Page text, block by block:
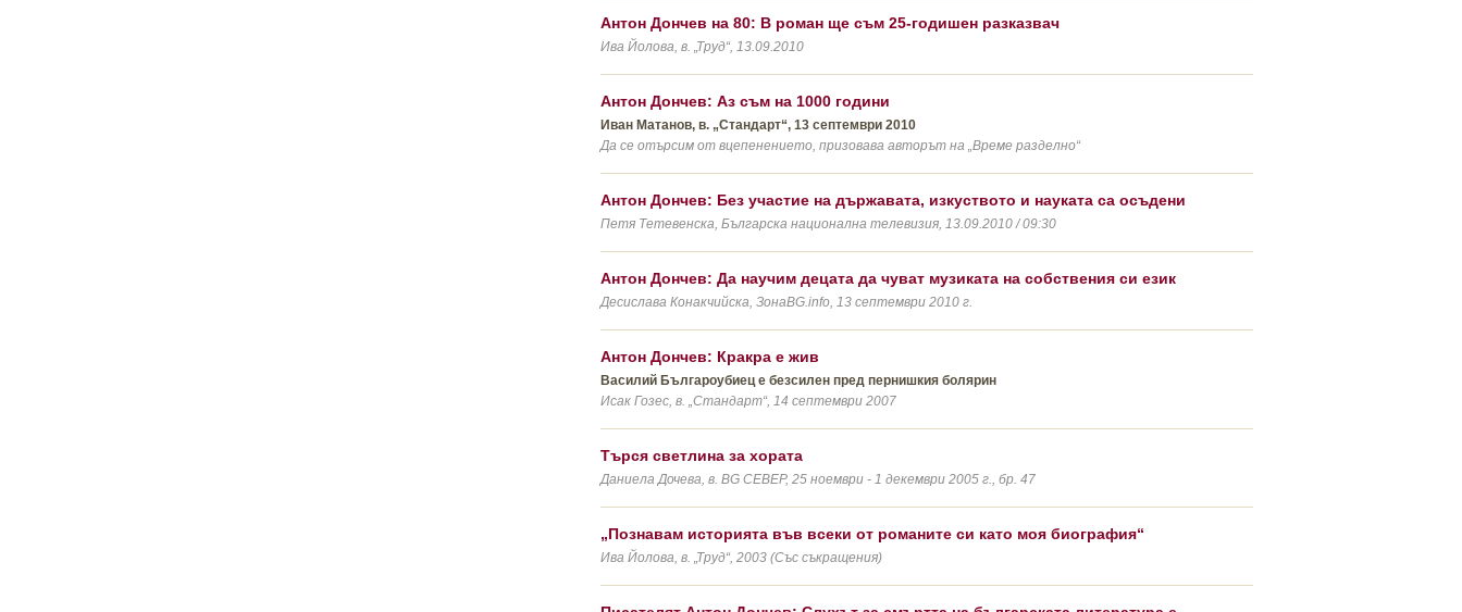
Антон Дончев на 80: В роман ще съм 25-годишен разказвач
Ива Йолова, в. „Труд“, 13.09.2010
Антон Дончев: Аз съм на 1000 години
Иван Матанов, в. „Стандарт“, 13 септември 2010
Да се отърсим от вцепенението, призовава авторът на „Време разделно“
Антон Дончев: Без участие на държавата, изкуството и науката са осъдени
Петя Тетевенска, Българска национална телевизия, 13.09.2010 / 09:30
Антон Дончев: Да научим децата да чуват музиката на собствения си език
Десислава Конакчийска, ЗонаBG.info, 13 септември 2010 г.
Антон Дончев: Кракра е жив
Василий Българоубиец е безсилен пред пернишкия болярин
Исак Гозес, в. „Стандарт“, 14 септември 2007
Търся светлина за хората
Даниела Дочева, в. BG СЕВЕР, 25 ноември - 1 декември 2005 г., бр. 47
„Познавам историята във всеки от романите си като моя биография“
Ива Йолова, в. „Труд“, 2003 (Със съкращения)